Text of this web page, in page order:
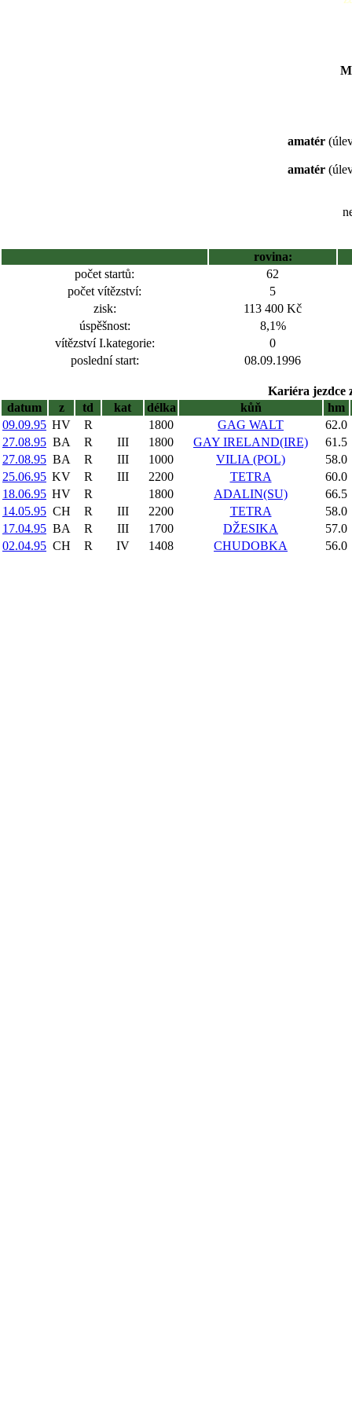
amatér
amatér
rovina:
počet startů:
62
počet vítězství:
5
zisk:
113 400 Kč
úspěšnost:
8,1%
vítězství I.kategorie:
0
poslední start:
08.09.1996
Kariéra jezdce
datum
z td kat délka kůň
hm
09.09.95 HV R 1800 GAG WALT
62.0
27.08.95 BA R III 1800 GAY IRELAND(IRE)
61.5
27.08.95 BA R III 1000 VILIA (POL)
58.0
25.06.95 KV R III 2200 TETRA
60.0
18.06.95 HV R 1800 ADALIN(SU)
66.5
14.05.95 CH R III 2200 TETRA
58.0
17.04.95 BA R III 1700 DŽESIKA
57.0
02.04.95 CH R IV 1408 CHUDOBKA 56.0